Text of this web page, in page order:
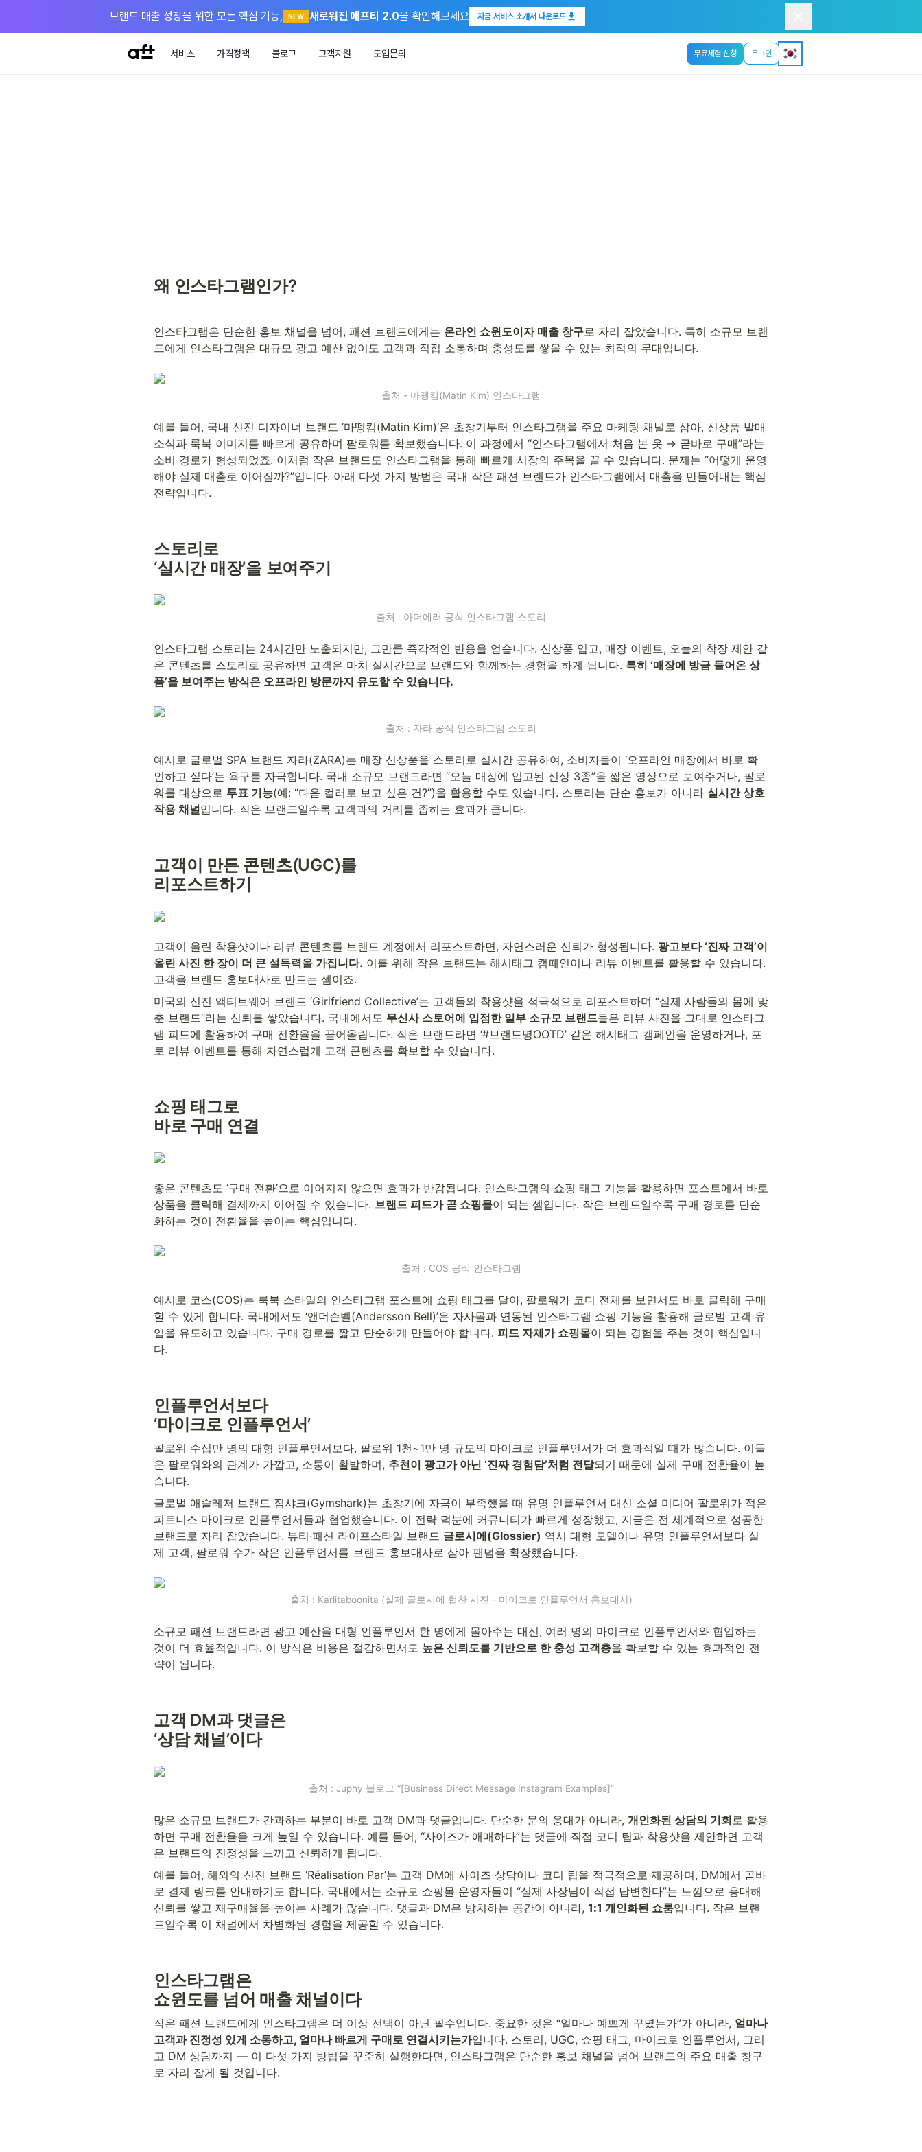
브랜드 매출 성장을 위한 모든 핵심 기능, NEW 새로워진 애프티 2.0을 확인해보세요 지금 서비스 소개서 다운로드
서비스 가격정책 블로그 고객지원 도입문의 무료체험 신청 로그인
왜 인스타그램인가?
인스타그램은 단순한 홍보 채널을 넘어, 패션 브랜드에게는 온라인 쇼윈도이자 매출 창구로 자리 잡았습니다. 특히 소규모 브랜
드에게 인스타그램은 대규모 광고 예산 없이도 고객과 직접 소통하며 충성도를 쌓을 수 있는 최적의 무대입니다.
출처 - 마뗑킴(Matin Kim) 인스타그램
예를 들어, 국내 신진 디자이너 브랜드 ‘마뗑킴(Matin Kim)’은 초창기부터 인스타그램을 주요 마케팅 채널로 삼아, 신상품 발매
소식과 룩북 이미지를 빠르게 공유하며 팔로워를 확보했습니다. 이 과정에서 “인스타그램에서 처음 본 옷 → 곧바로 구매”라는
소비 경로가 형성되었죠. 이처럼 작은 브랜드도 인스타그램을 통해 빠르게 시장의 주목을 끌 수 있습니다. 문제는 “어떻게 운영
해야 실제 매출로 이어질까?”입니다. 아래 다섯 가지 방법은 국내 작은 패션 브랜드가 인스타그램에서 매출을 만들어내는 핵심
전략입니다.
스토리로
‘실시간 매장’을 보여주기
출처 : 아더에러 공식 인스타그램 스토리
인스타그램 스토리는 24시간만 노출되지만, 그만큼 즉각적인 반응을 얻습니다. 신상품 입고, 매장 이벤트, 오늘의 착장 제안 같
은 콘텐츠를 스토리로 공유하면 고객은 마치 실시간으로 브랜드와 함께하는 경험을 하게 됩니다. 특히 ‘매장에 방금 들어온 상
품’을 보여주는 방식은 오프라인 방문까지 유도할 수 있습니다.
출처 : 자라 공식 인스타그램 스토리
예시로 글로벌 SPA 브랜드 자라(ZARA)는 매장 신상품을 스토리로 실시간 공유하여, 소비자들이 ‘오프라인 매장에서 바로 확
인하고 싶다’는 욕구를 자극합니다. 국내 소규모 브랜드라면 “오늘 매장에 입고된 신상 3종”을 짧은 영상으로 보여주거나, 팔로
워를 대상으로 투표 기능(예: “다음 컬러로 보고 싶은 건?”)을 활용할 수도 있습니다. 스토리는 단순 홍보가 아니라 실시간 상호
작용 채널입니다. 작은 브랜드일수록 고객과의 거리를 좁히는 효과가 큽니다.
고객이 만든 콘텐츠(UGC)를
리포스트하기
고객이 올린 착용샷이나 리뷰 콘텐츠를 브랜드 계정에서 리포스트하면, 자연스러운 신뢰가 형성됩니다. 광고보다 ‘진짜 고객’이
올린 사진 한 장이 더 큰 설득력을 가집니다. 이를 위해 작은 브랜드는 해시태그 캠페인이나 리뷰 이벤트를 활용할 수 있습니다.
고객을 브랜드 홍보대사로 만드는 셈이죠.
미국의 신진 액티브웨어 브랜드 ‘Girlfriend Collective’는 고객들의 착용샷을 적극적으로 리포스트하며 “실제 사람들의 몸에 맞
춘 브랜드”라는 신뢰를 쌓았습니다. 국내에서도 무신사 스토어에 입점한 일부 소규모 브랜드들은 리뷰 사진을 그대로 인스타그
램 피드에 활용하여 구매 전환율을 끌어올립니다. 작은 브랜드라면 ‘#브랜드명OOTD’ 같은 해시태그 캠페인을 운영하거나, 포
토 리뷰 이벤트를 통해 자연스럽게 고객 콘텐츠를 확보할 수 있습니다.
쇼핑 태그로
바로 구매 연결
좋은 콘텐츠도 ‘구매 전환’으로 이어지지 않으면 효과가 반감됩니다. 인스타그램의 쇼핑 태그 기능을 활용하면 포스트에서 바로
상품을 클릭해 결제까지 이어질 수 있습니다. 브랜드 피드가 곧 쇼핑몰이 되는 셈입니다. 작은 브랜드일수록 구매 경로를 단순
화하는 것이 전환율을 높이는 핵심입니다.
출처 : COS 공식 인스타그램
예시로 코스(COS)는 룩북 스타일의 인스타그램 포스트에 쇼핑 태그를 달아, 팔로워가 코디 전체를 보면서도 바로 클릭해 구매
할 수 있게 합니다. 국내에서도 ‘앤더슨벨(Andersson Bell)’은 자사몰과 연동된 인스타그램 쇼핑 기능을 활용해 글로벌 고객 유
입을 유도하고 있습니다. 구매 경로를 짧고 단순하게 만들어야 합니다. 피드 자체가 쇼핑몰이 되는 경험을 주는 것이 핵심입니
다.
인플루언서보다
‘마이크로 인플루언서’
팔로워 수십만 명의 대형 인플루언서보다, 팔로워 1천~1만 명 규모의 마이크로 인플루언서가 더 효과적일 때가 많습니다. 이들
은 팔로워와의 관계가 가깝고, 소통이 활발하며, 추천이 광고가 아닌 ‘진짜 경험담’처럼 전달되기 때문에 실제 구매 전환율이 높
습니다.
글로벌 애슬레저 브랜드 짐샤크(Gymshark)는 초창기에 자금이 부족했을 때 유명 인플루언서 대신 소셜 미디어 팔로워가 적은
피트니스 마이크로 인플루언서들과 협업했습니다. 이 전략 덕분에 커뮤니티가 빠르게 성장했고, 지금은 전 세계적으로 성공한
브랜드로 자리 잡았습니다. 뷰티·패션 라이프스타일 브랜드 글로시에(Glossier) 역시 대형 모델이나 유명 인플루언서보다 실
제 고객, 팔로워 수가 작은 인플루언서를 브랜드 홍보대사로 삼아 팬덤을 확장했습니다.
출처 : Karlitaboonita (실제 글로시에 협찬 사진 - 마이크로 인플루언서 홍보대사)
소규모 패션 브랜드라면 광고 예산을 대형 인플루언서 한 명에게 몰아주는 대신, 여러 명의 마이크로 인플루언서와 협업하는
것이 더 효율적입니다. 이 방식은 비용은 절감하면서도 높은 신뢰도를 기반으로 한 충성 고객층을 확보할 수 있는 효과적인 전
략이 됩니다.
고객 DM과 댓글은
‘상담 채널’이다
출처 : Juphy 블로그 “[Business Direct Message Instagram Examples]”
많은 소규모 브랜드가 간과하는 부분이 바로 고객 DM과 댓글입니다. 단순한 문의 응대가 아니라, 개인화된 상담의 기회 로 활용
하면 구매 전환율을 크게 높일 수 있습니다. 예를 들어, “사이즈가 애매하다”는 댓글에 직접 코디 팁과 착용샷을 제안하면 고객
은 브랜드의 진정성을 느끼고 신뢰하게 됩니다.
예를 들어, 해외의 신진 브랜드 ‘Réalisation Par’는 고객 DM에 사이즈 상담이나 코디 팁을 적극적으로 제공하며, DM에서 곧바
로 결제 링크를 안내하기도 합니다. 국내에서는 소규모 쇼핑몰 운영자들이 “실제 사장님이 직접 답변한다”는 느낌으로 응대해
신뢰를 쌓고 재구매율을 높이는 사례가 많습니다. 댓글과 DM은 방치하는 공간이 아니라, 1:1 개인화된 쇼룸입니다. 작은 브랜
드일수록 이 채널에서 차별화된 경험을 제공할 수 있습니다.
인스타그램은
쇼윈도를 넘어 매출 채널이다
작은 패션 브랜드에게 인스타그램은 더 이상 선택이 아닌 필수입니다. 중요한 것은 “얼마나 예쁘게 꾸몄는가”가 아니라, 얼마나
고객과 진정성 있게 소통하고, 얼마나 빠르게 구매로 연결시키는가입니다. 스토리, UGC, 쇼핑 태그, 마이크로 인플루언서, 그리
고 DM 상담까지 — 이 다섯 가지 방법을 꾸준히 실행한다면, 인스타그램은 단순한 홍보 채널을 넘어 브랜드의 주요 매출 창구
로 자리 잡게 될 것입니다.